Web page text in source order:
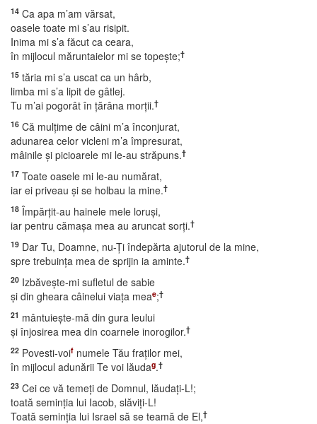
14 Ca apa m’am vărsat,
oasele toate mi s’au risipit.
Inima mi s’a făcut ca ceara,
în mijlocul măruntaielor mi se topeşte;†
15 tăria mi s’a uscat ca un hârb,
limba mi s’a lipit de gâtlej.
Tu m’ai pogorât în ţărâna morţii.†
16 Că mulţime de câini m’a înconjurat,
adunarea celor vicleni m’a împresurat,
mâinile şi picioarele mi le-au străpuns.†
17 Toate oasele mi le-au numărat,
iar ei priveau şi se holbau la mine.†
18 Împărţit-au hainele mele loruşi,
iar pentru cămaşa mea au aruncat sorţi.†
19 Dar Tu, Doamne, nu-Ţi îndepărta ajutorul de la mine,
spre trebuinţa mea de sprijin ia aminte.†
20 Izbăveşte-mi sufletul de sabie
şi din gheara câinelui viaţa meae;†
21 mântuieşte-mă din gura leului
şi înjosirea mea din coarnele inorogilor.†
22 Povesti-voif numele Tău fraţilor mei,
în mijlocul adunării Te voi lăudag.†
23 Cei ce vă temeţi de Domnul, lăudaţi-L!;
toată seminţia lui Iacob, slăviţi-L!
Toată seminţia lui Israel să se teamă de El,†